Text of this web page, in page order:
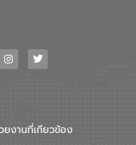
นุนการพัฒนาเมืองอย่างยั่งยืน
ยบดินทร์ อุดล กรรมการผู้อำนวย
เศรษฐกิจและสิ่งแวดล้อมได้อย่าง
ยงานที่เกียวข้อง